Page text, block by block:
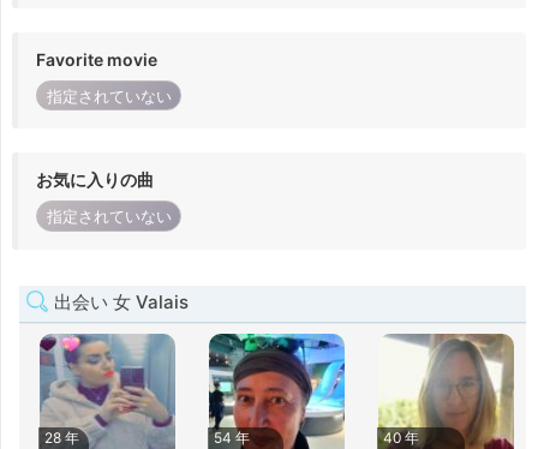
Favorite movie
指定されていない
お気に入りの曲
指定されていない
出会い 女 Valais
28 年
54 年
40 年